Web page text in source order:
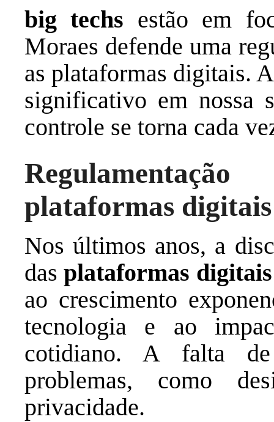
big techs estão em
Moraes defende uma
as plataformas digitais.
significativo em nossa
controle se torna cada
plataformas digitais
Nos últimos anos, a
dasplataformas digitais
ao crescimento
tecnologia e ao
cotidiano. A falta
problemas, como
privacidade.